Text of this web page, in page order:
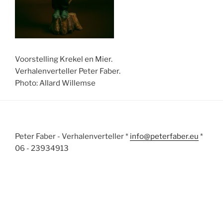
Voorstelling Krekel en Mier.
Verhalenverteller Peter Faber.
Photo: Allard Willemse
Peter Faber - Verhalenverteller * info@peterfaber.eu *
06 - 23934913